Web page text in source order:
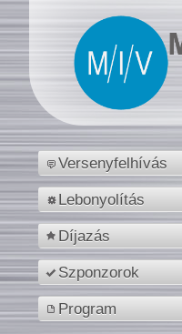
Versenyfelhívás
Lebonyolítás
Díjazás
Szponzorok
Program